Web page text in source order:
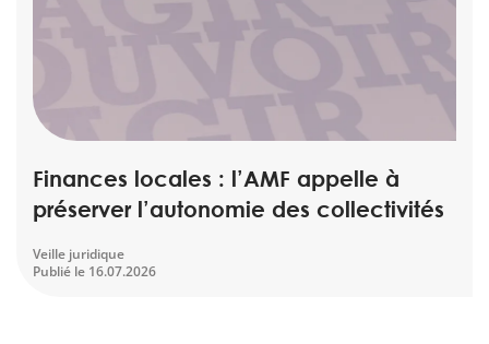
Finances locales : l’AMF appelle à
préserver l’autonomie des collectivités
Veille juridique
Publié le 16.07.2026